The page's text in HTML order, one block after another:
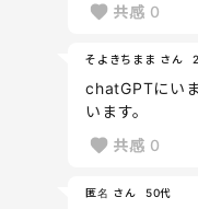
共感 0
そよきちまま さん
chatGPTにい
います。
共感 0
匿名 さん 50代